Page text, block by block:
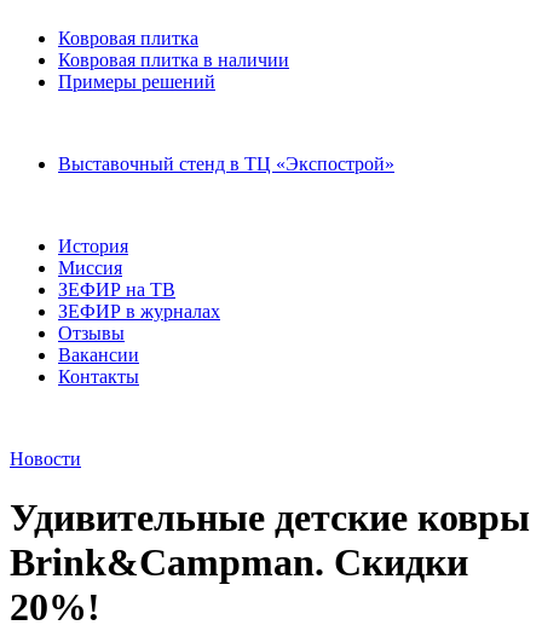
Ковровая плитка
Ковровая плитка в наличии
Примеры решений
Выставочный стенд в ТЦ «Экспострой»
История
Миссия
ЗЕФИР на ТВ
ЗЕФИР в журналах
Отзывы
Вакансии
Контакты
Новости
Удивительные детские ковры
Brink&Campman. Скидки
20%!